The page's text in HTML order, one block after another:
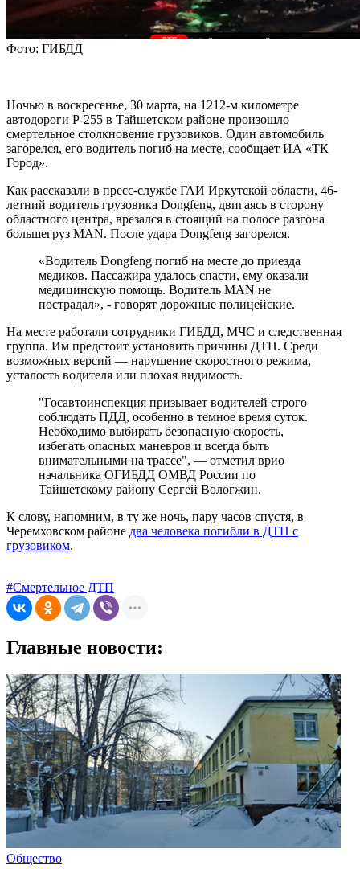
Фото: ГИБДД
Ночью в воскресенье, 30 марта, на 1212-м километре
автодороги Р-255 в Тайшетском районе произошло
смертельное столкновение грузовиков. Один автомобиль
загорелся, его водитель погиб на месте, сообщает ИА «ТК
Город».
Как рассказали в пресс-службе ГАИ Иркутской области, 46-
летний водитель грузовика Dongfeng, двигаясь в сторону
областного центра, врезался в стоящий на полосе разгона
большегруз MAN. После удара Dongfeng загорелся.
«Водитель Dongfeng погиб на месте до приезда
медиков. Пассажира удалось спасти, ему оказали
медицинскую помощь. Водитель MAN не
пострадал», - говорят дорожные полицейские.
На месте работали сотрудники ГИБДД, МЧС и следственная
группа. Им предстоит установить причины ДТП. Среди
возможных версий — нарушение скоростного режима,
усталость водителя или плохая видимость.
"Госавтоинспекция призывает водителей строго
соблюдать ПДД, особенно в темное время суток.
Необходимо выбирать безопасную скорость,
избегать опасных маневров и всегда быть
внимательными на трассе", — отметил врио
начальника ОГИБДД ОМВД России по
Тайшетскому району Сергей Вологжин.
К слову, напомним, в ту же ночь, пару часов спустя, в
Черемховском районе два человека погибли в ДТП с
грузовиком.
#Смертельное ДТП
Главные новости:
Общество